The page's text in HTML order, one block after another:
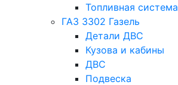
Топливная система
ГАЗ 3302 Газель
Детали ДВС
Кузова и кабины
ДВС
Подвеска